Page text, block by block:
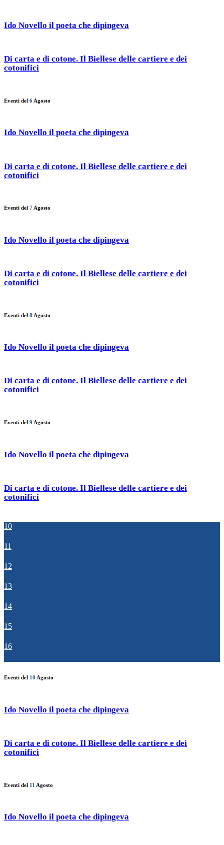
Ido Novello il poeta che dipingeva
Di carta e di cotone. Il Biellese delle cartiere e dei
cotonifici
Eventi del 6 Agosto
Ido Novello il poeta che dipingeva
Di carta e di cotone. Il Biellese delle cartiere e dei
cotonifici
Eventi del 7 Agosto
Ido Novello il poeta che dipingeva
Di carta e di cotone. Il Biellese delle cartiere e dei
cotonifici
Eventi del 8 Agosto
Ido Novello il poeta che dipingeva
Di carta e di cotone. Il Biellese delle cartiere e dei
cotonifici
Eventi del 9 Agosto
Ido Novello il poeta che dipingeva
Di carta e di cotone. Il Biellese delle cartiere e dei
cotonifici
10
11
12
13
14
15
16
Eventi del 10 Agosto
Ido Novello il poeta che dipingeva
Di carta e di cotone. Il Biellese delle cartiere e dei
cotonifici
Eventi del 11 Agosto
Ido Novello il poeta che dipingeva